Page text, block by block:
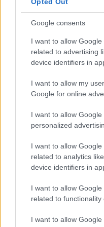
Google consents
I want to allow
related to advertising
device identifiers in
I want to allow my
Google for online
I want to allow
personalized
I want to allow
related to analytics
device identifiers in
I want to allow
related to functionality
I want to allow
Pode ser usado em
Leve e portátil
Suporta a maioria
de tokens (ERC-20 /
Vários idiomas
em 2014 com grande
Preço acessível
Ledger Nano X
Chip de elemento
Ledger Nano S
Pode ser usado em
smartphone e tablet
Leve e portátil com
Mais espaço de